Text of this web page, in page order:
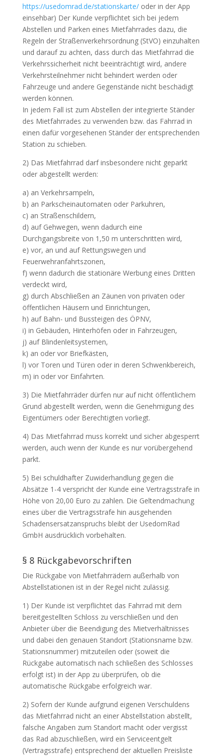
https://usedomrad.de/stationskarte/oder in der App
einsehbar) Der Kunde verpflichtet sich bei jedem
Abstellen und Parken eines Mietfahrrades dazu, die
Regeln der Straßenverkehrsordnung (StVO) einzuhalten
und darauf zu achten, dass durch das Mietfahrrad die
Verkehrssicherheit nicht beeinträchtigt wird, andere
Verkehrsteilnehmer nicht behindert werden oder
Fahrzeuge und andere Gegenstände nicht beschädigt
werden können.
In jedem Fall ist zum Abstellen der integrierte Ständer
des Mietfahrrades zu verwenden bzw. das Fahrrad in
einen dafür vorgesehenen Ständer der entsprechenden
Station zu schieben.
2) Das Mietfahrrad darf insbesondere nicht geparkt
oder abgestellt werden:
a) an Verkehrsampeln,
b) an Parkscheinautomaten oder Parkuhren,
c) an Straßenschildern,
d) auf Gehwegen, wenn dadurch eine
Durchgangsbreite von 1,50 m unterschritten wird,
e) vor, an und auf Rettungswegen und
Feuerwehranfahrtszonen,
f) wenn dadurch die stationäre Werbung eines Dritten
verdeckt wird,
g) durch Abschließen an Zäunen von privaten oder
öffentlichen Häusern und Einrichtungen,
h) auf Bahn- und Bussteigen des ÖPNV,
i) in Gebäuden, Hinterhöfen oder in Fahrzeugen,
j) auf Blindenleitsystemen,
k) an oder vor Briefkästen,
l) vor Toren und Türen oder in deren Schwenkbereich,
m) in oder vor Einfahrten.
3) Die Mietfahrräder dürfen nur auf nicht öffentlichem
Grund abgestellt werden, wenn die Genehmigung des
Eigentümers oder Berechtigten vorliegt.
4) Das Mietfahrrad muss korrekt und sicher abgesperrt
werden, auch wenn der Kunde es nur vorübergehend
parkt.
5) Bei schuldhafter Zuwiderhandlung gegen die
Absätze 1-4 verspricht der Kunde eine Vertragsstrafe in
Höhe von 20,00 Euro zu zahlen. Die Geltendmachung
eines über die Vertragsstrafe hin ausgehenden
Schadensersatzanspruchs bleibt der UsedomRad
GmbH ausdrücklich vorbehalten.
§ 8 Rückgabevorschriften
Die Rückgabe von Mietfahrrädern außerhalb von
Abstellstationen ist in der Regel nicht zulässig.
1) Der Kunde ist verpflichtet das Fahrrad mit dem
bereitgestellten Schloss zu verschließen und den
Anbieter über die Beendigung des Mietverhältnisses
und dabei den genauen Standort (Stationsname bzw.
Stationsnummer) mitzuteilen oder (soweit die
Rückgabe automatisch nach schließen des Schlosses
erfolgt ist) in der App zu überprüfen, ob die
automatische Rückgabe erfolgreich war.
2) Sofern der Kunde aufgrund eigenen Verschuldens
das Mietfahrrad nicht an einer Abstellstation abstellt,
falsche Angaben zum Standort macht oder vergisst
das Rad abzuschließen, wird ein Serviceentgelt
(Vertragsstrafe) entsprechend der aktuellen Preisliste